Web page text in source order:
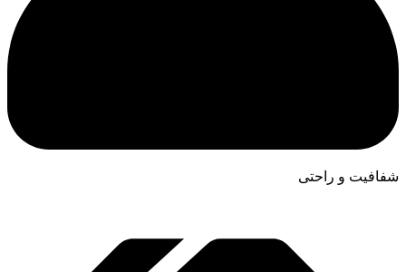
شفافیت و راحتی